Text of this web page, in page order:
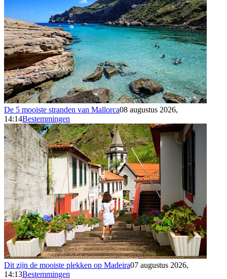
De 5 mooiste stranden van Mallorca08 augustus 2026,
14:14Bestemmingen
Dit zijn de mooiste plekken op Madeira07 augustus 2026,
14:13Bestemmingen